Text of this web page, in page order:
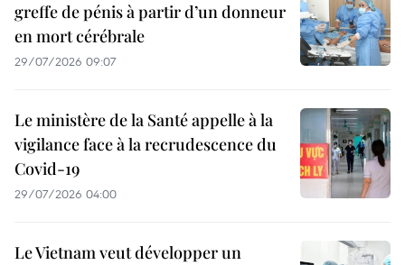
greffe de pénis à partir d’un donneur
en mort cérébrale
29/07/2026 09:07
Le ministère de la Santé appelle à la
vigilance face à la recrudescence du
Covid-19
29/07/2026 04:00
Le Vietnam veut développer un